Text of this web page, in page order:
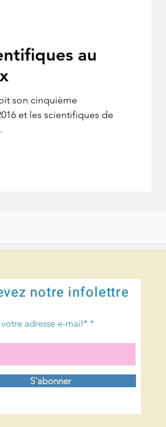
au
son cinquième
et les scientifiques de
notre infolettre
votre adresse e-mail*
S'abonner